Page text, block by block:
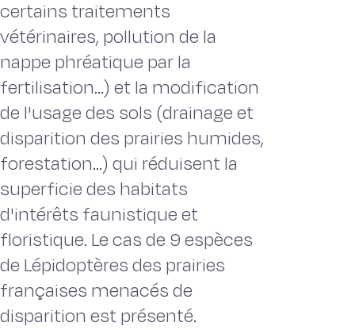
certains traitements
vétérinaires, pollution de la
nappe phréatique par la
fertilisation...) et la modification
de l'usage des sols (drainage et
disparition des prairies humides,
forestation...) qui réduisent la
superficie des habitats
d'intérêts faunistique et
floristique. Le cas de 9 espèces
de Lépidoptères des prairies
françaises menacés de
disparition est présenté.